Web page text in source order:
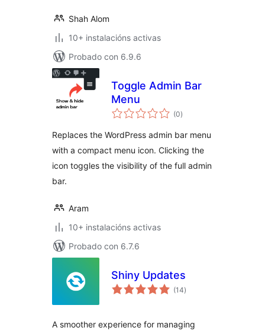
Shah Alom
10+ instalacións activas
Probado con 6.9.6
Toggle Admin Bar
Menu
(0valoracións
totais
)
Replaces the WordPress admin bar menu
with a compact menu icon. Clicking the
icon toggles the visibility of the full admin
bar.
Aram
10+ instalacións activas
Probado con 6.7.6
Shiny Updates
(14valoracións
totais
)
A smoother experience for managing